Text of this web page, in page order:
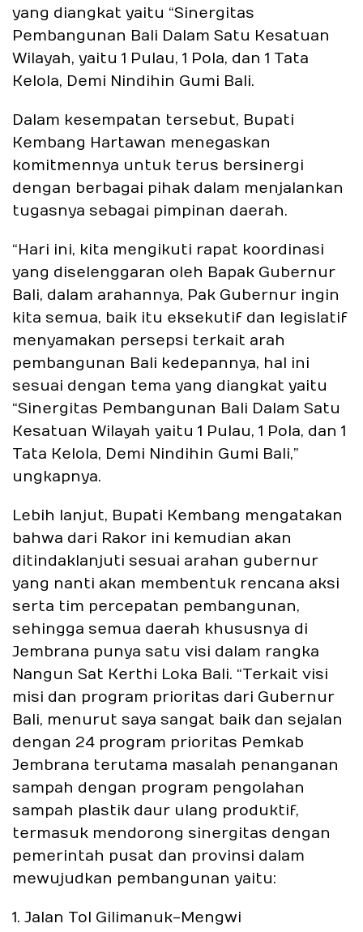
yang diangkat yaitu “Sinergitas
Pembangunan Bali Dalam Satu Kesatuan
Wilayah, yaitu 1 Pulau, 1 Pola, dan 1 Tata
Kelola, Demi Nindihin Gumi Bali.
Dalam kesempatan tersebut, Bupati
Kembang Hartawan menegaskan
komitmennya untuk terus bersinergi
dengan berbagai pihak dalam menjalankan
tugasnya sebagai pimpinan daerah.
“Hari ini, kita mengikuti rapat koordinasi
yang diselenggaran oleh Bapak Gubernur
Bali, dalam arahannya, Pak Gubernur ingin
kita semua, baik itu eksekutif dan legislatif
menyamakan persepsi terkait arah
pembangunan Bali kedepannya, hal ini
sesuai dengan tema yang diangkat yaitu
“Sinergitas Pembangunan Bali Dalam Satu
Kesatuan Wilayah yaitu 1 Pulau, 1 Pola, dan 1
Tata Kelola, Demi Nindihin Gumi Bali,”
ungkapnya.
Lebih lanjut, Bupati Kembang mengatakan
bahwa dari Rakor ini kemudian akan
ditindaklanjuti sesuai arahan gubernur
yang nanti akan membentuk rencana aksi
serta tim percepatan pembangunan,
sehingga semua daerah khususnya di
Jembrana punya satu visi dalam rangka
Nangun Sat Kerthi Loka Bali. “Terkait visi
misi dan program prioritas dari Gubernur
Bali, menurut saya sangat baik dan sejalan
dengan 24 program prioritas Pemkab
Jembrana terutama masalah penanganan
sampah dengan program pengolahan
sampah plastik daur ulang produktif,
termasuk mendorong sinergitas dengan
pemerintah pusat dan provinsi dalam
mewujudkan pembangunan yaitu:
1. Jalan Tol Gilimanuk-Mengwi